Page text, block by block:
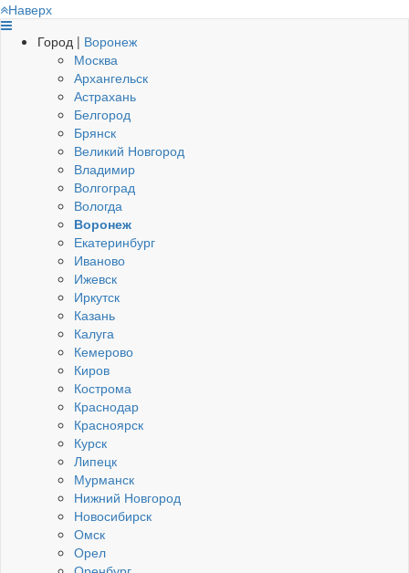
Наверх
Город | Воронеж
Москва
Архангельск
Астрахань
Белгород
Брянск
Великий Новгород
Владимир
Волгоград
Вологда
Воронеж
Екатеринбург
Иваново
Ижевск
Иркутск
Казань
Калуга
Кемерово
Киров
Кострома
Краснодар
Красноярск
Курск
Липецк
Мурманск
Нижний Новгород
Новосибирск
Омск
Орел